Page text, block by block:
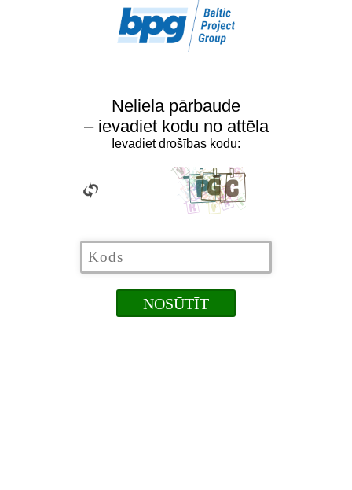
Neliela pārbaude
– ievadiet kodu no attēla
Ievadiet drošības kodu: